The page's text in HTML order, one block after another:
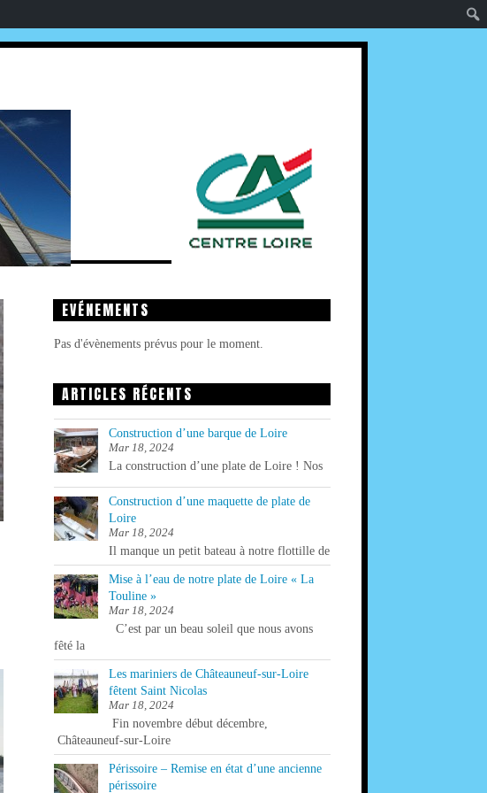
EVÉNEMENTS
Pas d'évènements prévus pour le moment.
ARTICLES RÉCENTS
Construction d’une barque de Loire
Mar 18, 2024
La construction d’une plate de Loire ! Nos
Construction d’une maquette de plate de
Loire
Mar 18, 2024
Il manque un petit bateau à notre flottille de
Mise à l’eau de notre plate de Loire « La
Touline »
Mar 18, 2024
C’est par un beau soleil que nous avons
fêté la
Les mariniers de Châteauneuf-sur-Loire
fêtent Saint Nicolas
Mar 18, 2024
Fin novembre début décembre,
Châteauneuf-sur-Loire
Périssoire – Remise en état d’une ancienne
périssoire